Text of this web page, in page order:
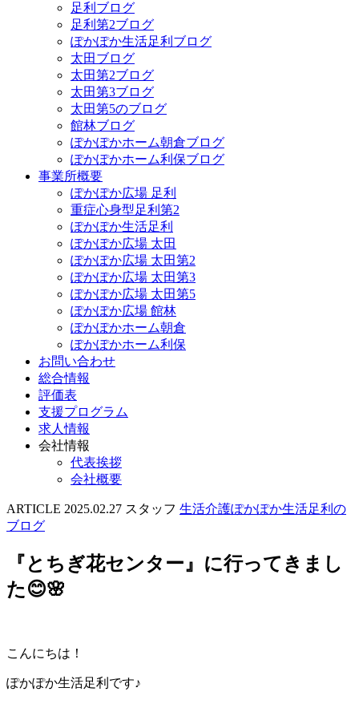
足利ブログ
足利第2ブログ
ぽかぽか生活足利ブログ
太田ブログ
太田第2ブログ
太田第3ブログ
太田第5のブログ
館林ブログ
ぽかぽかホーム朝倉ブログ
ぽかぽかホーム利保ブログ
事業所概要
ぽかぽか広場 足利
重症心身型足利第2
ぽかぽか生活足利
ぽかぽか広場 太田
ぽかぽか広場 太田第2
ぽかぽか広場 太田第3
ぽかぽか広場 太田第5
ぽかぽか広場 館林
ぽかぽかホーム朝倉
ぽかぽかホーム利保
お問い合わせ
総合情報
評価表
支援プログラム
求人情報
会社情報
代表挨拶
会社概要
ARTICLE 2025.02.27 スタッフ 生活介護ぽかぽか生活足利の
ブログ
『とちぎ花センター』に行ってきまし
た😊🌸
こんにちは！
ぽかぽか生活足利です♪